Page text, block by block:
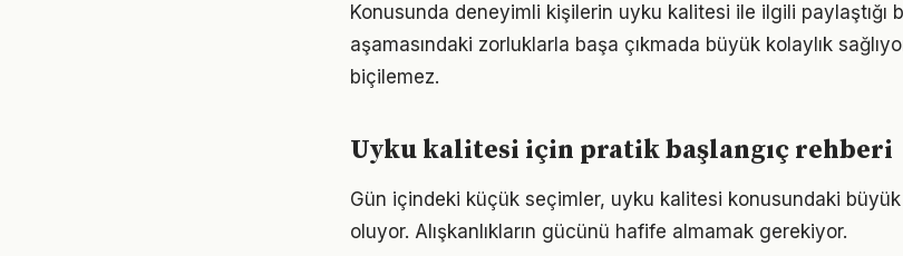
Konusunda deneyimli kişilerin uyku kalitesi ile ilgili paylaştığı
aşamasındaki zorluklarla başa çıkmada büyük kolaylık
biçilemez.
Uyku kalitesi için pratik başlangıç rehberi
Gün içindeki küçük seçimler, uyku kalitesi konusundaki
oluyor. Alışkanlıkların gücünü hafife almamak gerekiyor.